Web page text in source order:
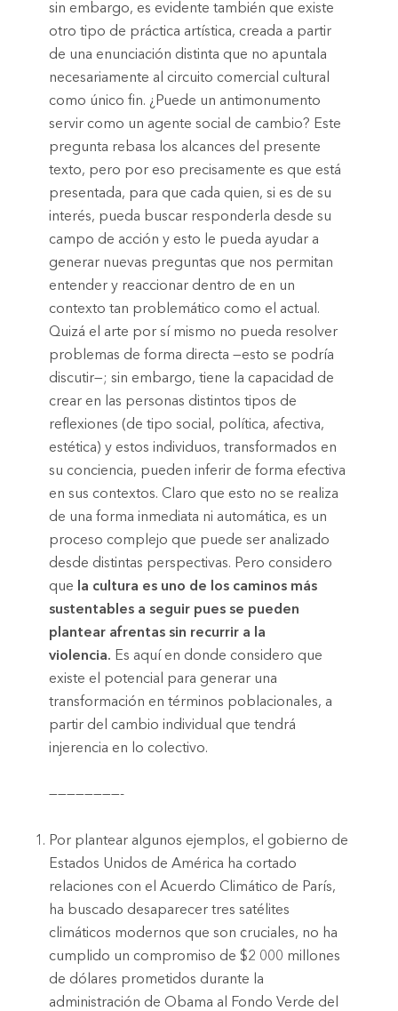
sin embargo, es evidente también que existe
otro tipo de práctica artística, creada a partir
de una enunciación distinta que no apuntala
necesariamente al circuito comercial cultural
como único fin. ¿Puede un antimonumento
servir como un agente social de cambio? Este
pregunta rebasa los alcances del presente
texto, pero por eso precisamente es que está
presentada, para que cada quien, si es de su
interés, pueda buscar responderla desde su
campo de acción y esto le pueda ayudar a
generar nuevas preguntas que nos permitan
entender y reaccionar dentro de en un
contexto tan problemático como el actual.
Quizá el arte por sí mismo no pueda resolver
problemas de forma directa —esto se podría
discutir—; sin embargo, tiene la capacidad de
crear en las personas distintos tipos de
reflexiones (de tipo social, política, afectiva,
estética) y estos individuos, transformados en
su conciencia, pueden inferir de forma efectiva
en sus contextos. Claro que esto no se realiza
de una forma inmediata ni automática, es un
proceso complejo que puede ser analizado
desde distintas perspectivas. Pero considero
que
la cultura es uno de los caminos más
sustentables a seguir pues se pueden
plantear afrentas sin recurrir a la
violencia. Es aquí en donde considero que
existe el potencial para generar una
transformación en términos poblacionales, a
partir del cambio individual que tendrá
injerencia en lo colectivo.
————————-
Por plantear algunos ejemplos, el gobierno de
Estados Unidos de América ha cortado
relaciones con el Acuerdo Climático de París,
ha buscado desaparecer tres satélites
climáticos modernos que son cruciales, no ha
cumplido un compromiso de $2 000 millones
de dólares prometidos durante la
administración de Obama al Fondo Verde del